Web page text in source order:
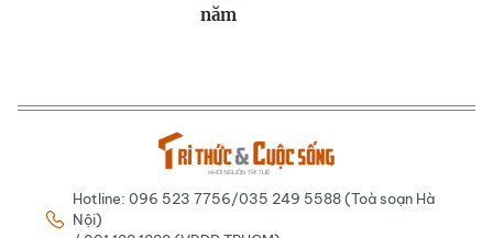
năm
Hotline: 096 523 7756/035 249 5588 (Toà soạn Hà
Nội)